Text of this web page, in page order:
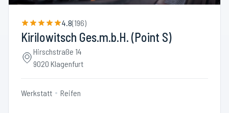
4.8(196)
Kirilowitsch Ges.m.b.H. (Point S)
Hirschstraße 14
9020 Klagenfurt
Werkstatt Reifen